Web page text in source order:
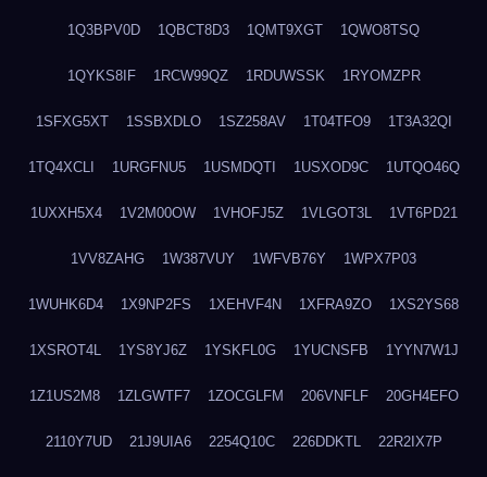
1Q3BPV0D 1QBCT8D3 1QMT9XGT 1QWO8TSQ
1QYKS8IF 1RCW99QZ 1RDUWSSK 1RYOMZPR
1SFXG5XT 1SSBXDLO 1SZ258AV 1T04TFO9 1T3A32QI
1TQ4XCLI 1URGFNU5 1USMDQTI 1USXOD9C 1UTQO46Q
1UXXH5X4 1V2M00OW 1VHOFJ5Z 1VLGOT3L 1VT6PD21
1VV8ZAHG 1W387VUY 1WFVB76Y 1WPX7P03
1WUHK6D4 1X9NP2FS 1XEHVF4N 1XFRA9ZO 1XS2YS68
1XSROT4L 1YS8YJ6Z 1YSKFL0G 1YUCNSFB 1YYN7W1J
1Z1US2M8 1ZLGWTF7 1ZOCGLFM 206VNFLF 20GH4EFO
2110Y7UD 21J9UIA6 2254Q10C 226DDKTL 22R2IX7P